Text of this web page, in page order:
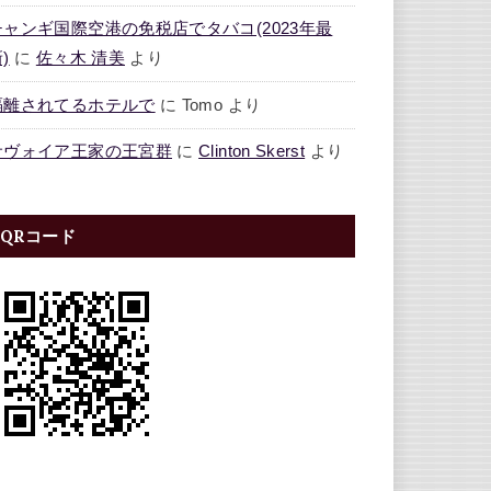
ャンギ国際空港の免税店でタバコ(2023年最
に 佐々木 清美 より
離されてるホテルで に Tomo より
ヴォイア王家の王宮群 にClinton Skerst より
QRコード